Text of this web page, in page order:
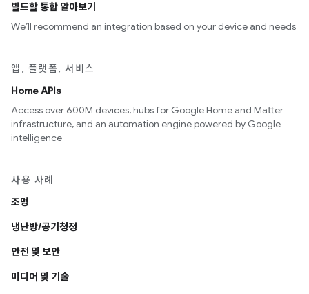
빌드할 통합 알아보기
We’ll recommend an integration based on your device and needs
앱, 플랫폼, 서비스
Home APIs
Access over 600M devices, hubs for Google Home and Matter
infrastructure, and an automation engine powered by Google
intelligence
사용 사례
조명
냉난방/공기청정
안전 및 보안
미디어 및 기술